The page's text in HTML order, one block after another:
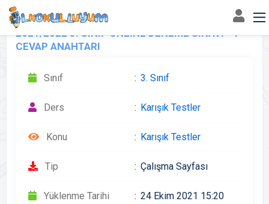
2021/2022 3. SINIF ONLİNE DENEME SINAVI - 1
CEVAP ANAHTARI
Sınıf 3. Sınıf
Ders Karışık Testler
Konu Karışık Testler
Tip Çalışma Sayfası
Yüklenme Tarihi 24 Ekim 2021 15:20